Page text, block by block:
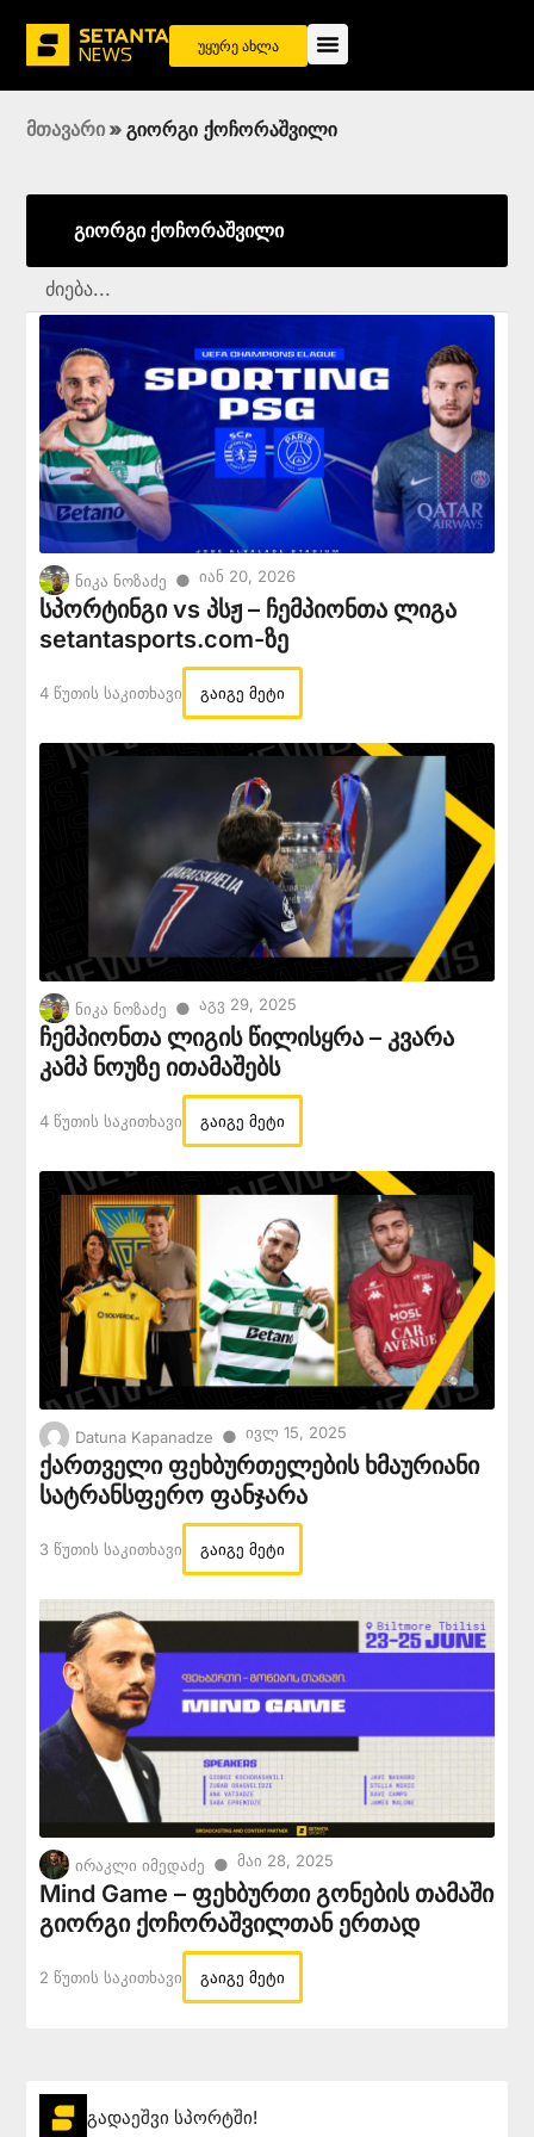
უყურე ახლა
მთავარი » გიორგი ქოჩორაშვილი
გიორგი ქოჩორაშვილი
ნიკა ნოზაძე ● Იან 20, 2026
სპორტინგი vs პსჟ – ჩემპიონთა ლიგა
setantasports.com-ზე
4 Წუთის Საკითხავი გაიგე მეტი
ნიკა ნოზაძე ● Აგვ 29, 2025
ჩემპიონთა ლიგის წილისყრა – კვარა
კამპ ნოუზე ითამაშებს
4 Წუთის Საკითხავი გაიგე მეტი
Datuna Kapanadze ● Ივლ 15, 2025
ქართველი ფეხბურთელების ხმაურიანი
სატრანსფერო ფანჯარა
3 Წუთის Საკითხავი გაიგე მეტი
ირაკლი იმედაძე ● Მაი 28, 2025
Mind Game – ფეხბურთი გონების თამაში
გიორგი ქოჩორაშვილთან ერთად
2 Წუთის Საკითხავი გაიგე მეტი
გადაეშვი სპორტში!